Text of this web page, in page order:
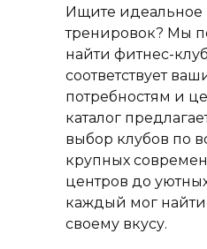
Ищите идеальное
тренировок? Мы
найти фитнес-
соответствует
потребностям и
каталог
выбор клубов по
крупных
центров до
каждый мог найти
своему вкусу.